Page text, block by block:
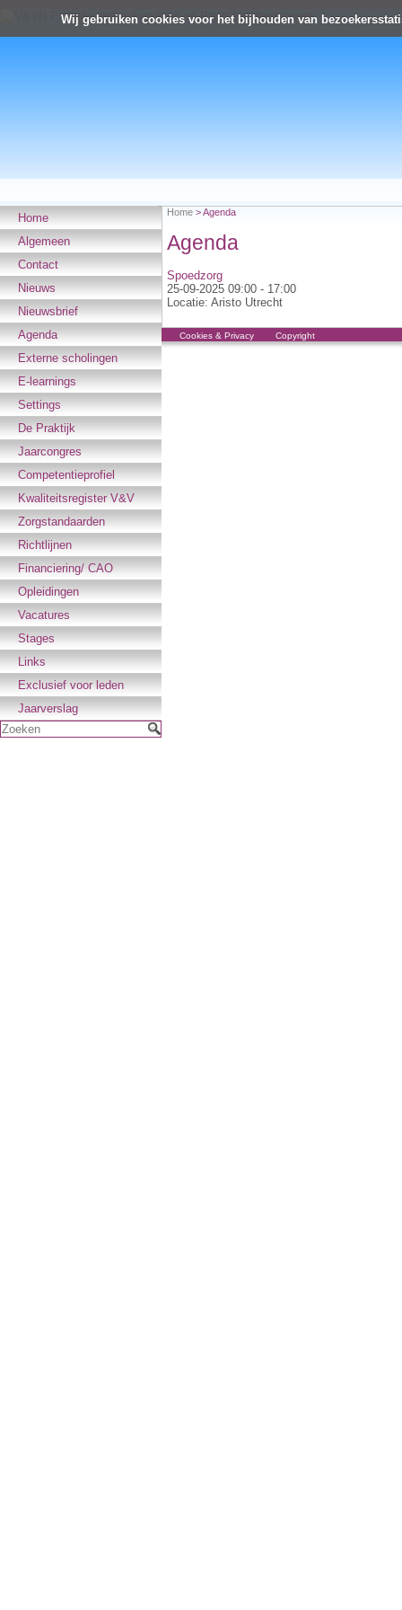
Wij gebruiken cookies voor het bijhouden van
Home
Algemeen
Contact
Nieuws
Nieuwsbrief
Agenda
Externe scholingen
E-learnings
Settings
De Praktijk
Jaarcongres
Competentieprofiel
Kwaliteitsregister V&V
Zorgstandaarden
Richtlijnen
Financiering/ CAO
Opleidingen
Vacatures
Stages
Links
Exclusief voor leden
Jaarverslag
Zoeken
Home >Agenda
Agenda
Spoedzorg
25-09-2025 09:00 - 17:00
Locatie: Aristo Utrecht
Cookies & Privacy Copyright